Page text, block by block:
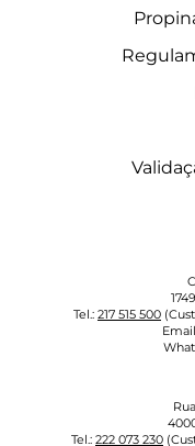
Tel.: 217 515 500
Tel.: 222 073 230